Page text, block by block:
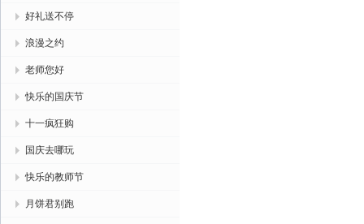
好礼送不停
浪漫之约
老师您好
快乐的国庆节
十一疯狂购
国庆去哪玩
快乐的教师节
月饼君别跑